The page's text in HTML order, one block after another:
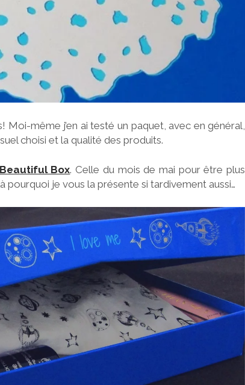
même j’en ai testé un paquet, avec en général,
choisi et la qualité des produits.
Beautiful Box. Celle du mois de mai pour être plus
je vous la présente si tardivement aussi…